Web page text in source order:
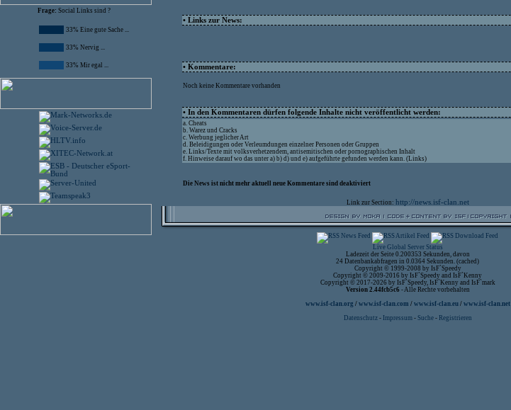
Frage: Social Links sind ?
33% Eine gute Sache ...
33% Nervig ...
33% Mir egal ...
• Links zur News:
• Kommentare:
Noch keine Kommentare vorhanden
• In den Kommentaren dürfen folgende Inhalte nicht veröffentlicht werden:
a. Cheats
b. Warez und Cracks
c. Werbung jeglicher Art
d. Beleidigungen oder Verleumdungen einzelner Personen oder Gruppen
e. Links/Texte mit volksverhetzendem, antisemitischen oder pornographischen Inhalt
f. Hinweise darauf wo das unter a) b) d) und e) aufgeführte gefunden werden kann. (Links)
Die News ist nicht mehr aktuell neue Kommentare sind deaktiviert
Link zur Section: http://news.isf-clan.net
Live Global Server Status
Ladezeit der Seite 0.200353 Sekunden, davon
24 Datenbankabfragen in 0.0364 Sekunden. (cached)
Copyright © 1999-2008 by IsF`Speedy
Copyright © 2009-2016 by IsF`Speedy and IsF`Kenny
Copyright © 2017-2026 by IsF`Speedy, IsF`Kenny and IsF`mark
Version 2.44fcb5c6 - Alle Rechte vorbehalten
www.isf-clan.org / www.isf-clan.com / www.isf-clan.eu/ www.isf-clan.net
Datenschutz - Impressum- Suche- Registrieren